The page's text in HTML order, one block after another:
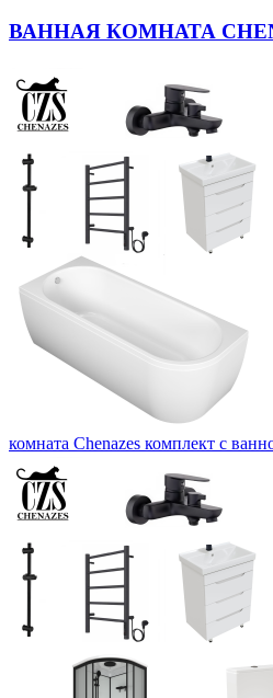
ВАННАЯ КОМНАТА
комната Chenazes комплект с